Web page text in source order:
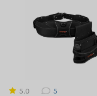
5.0 5